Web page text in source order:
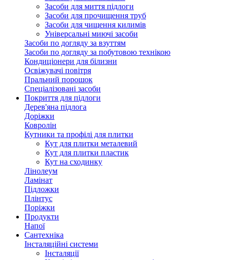
Засоби для миття підлоги
Засоби для прочищення труб
Засоби для чищення килимів
Універсальні миючі засоби
Засоби по догляду за взуттям
Засоби по догляду за побутовою технікою
Кондиціонери для білизни
Освіжувачі повітря
Пральний порошок
Спеціалізовані засоби
Покриття для підлоги
Дерев'яна підлога
Доріжки
Ковролін
Кутники та профілі для плитки
Кут для плитки металевий
Кут для плитки пластик
Кут на сходинку
Лінолеум
Ламінат
Підложки
Плінтус
Поріжки
Продукти
Напої
Сантехніка
Інсталяційні системи
Інсталяції